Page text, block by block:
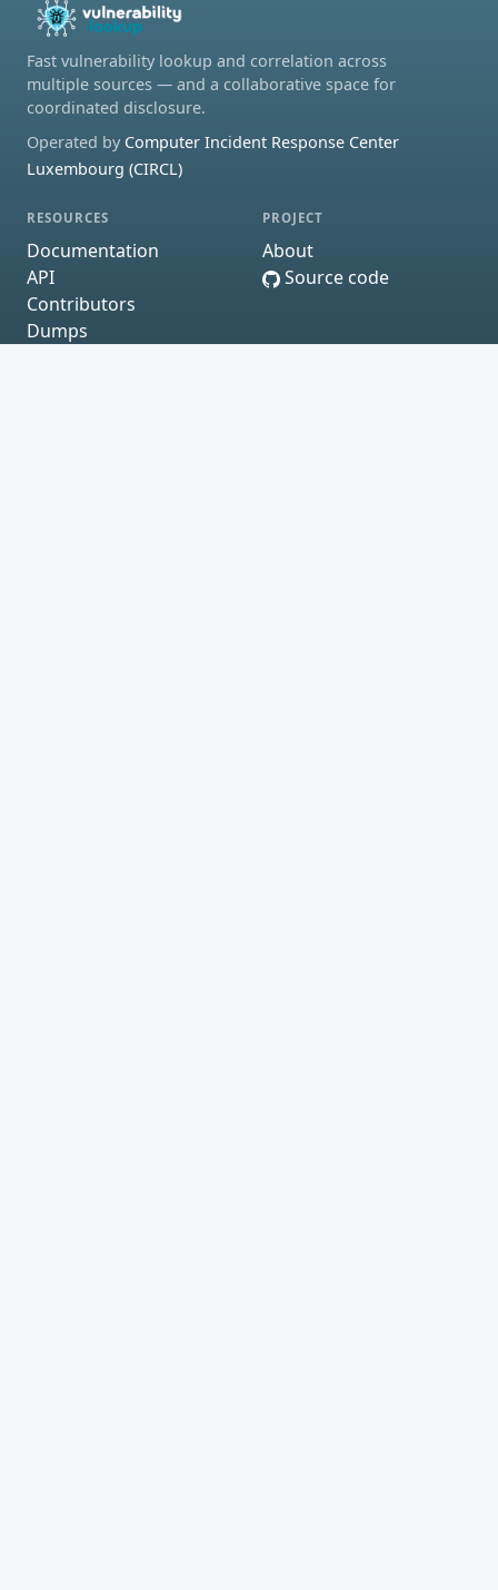
Fast vulnerability lookup and correlation across
multiple sources — and a collaborative space for
coordinated disclosure.
Operated by Computer Incident Response Center
Luxembourg (CIRCL)
RESOURCES
Documentation
API
Contributors
Dumps
PROJECT
About
Source code